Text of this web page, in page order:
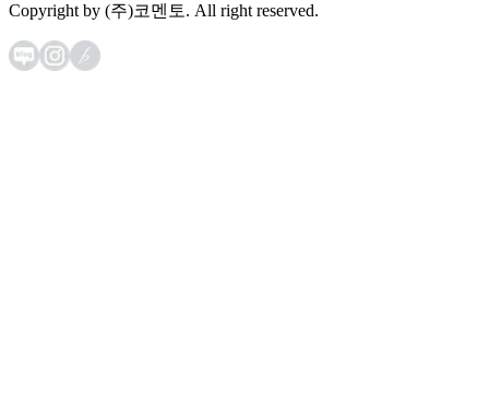
Copyright by (주)코멘토. All right reserved.